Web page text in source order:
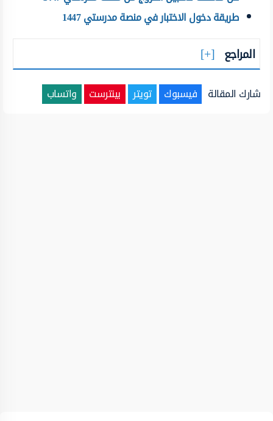
طريقة دخول الاختبار في منصة مدرستي 1447
المراجع
شارك المقالة فيسبوك تويتر بينترست واتساب